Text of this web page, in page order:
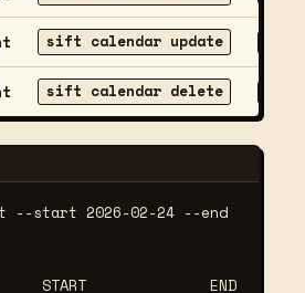
sift calendar update
sift calendar delete
start 2026-02-24 --end